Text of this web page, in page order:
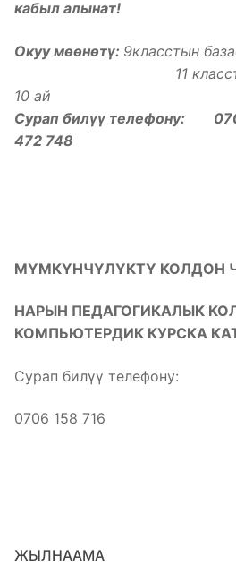
кабыл алынат!
Окуу мөөнөтү: 9класстын
11 класстын
10 ай
Сурап билүү телефону:
472 748
МҮМКҮНЧҮЛҮКТҮ КОЛДОН
НАРЫН ПЕДАГОГИКАЛЫК
КОМПЬЮТЕРДИК КУРСКА
Сурап билүү телефону:
0706 158 716
ЖЫЛНААМА